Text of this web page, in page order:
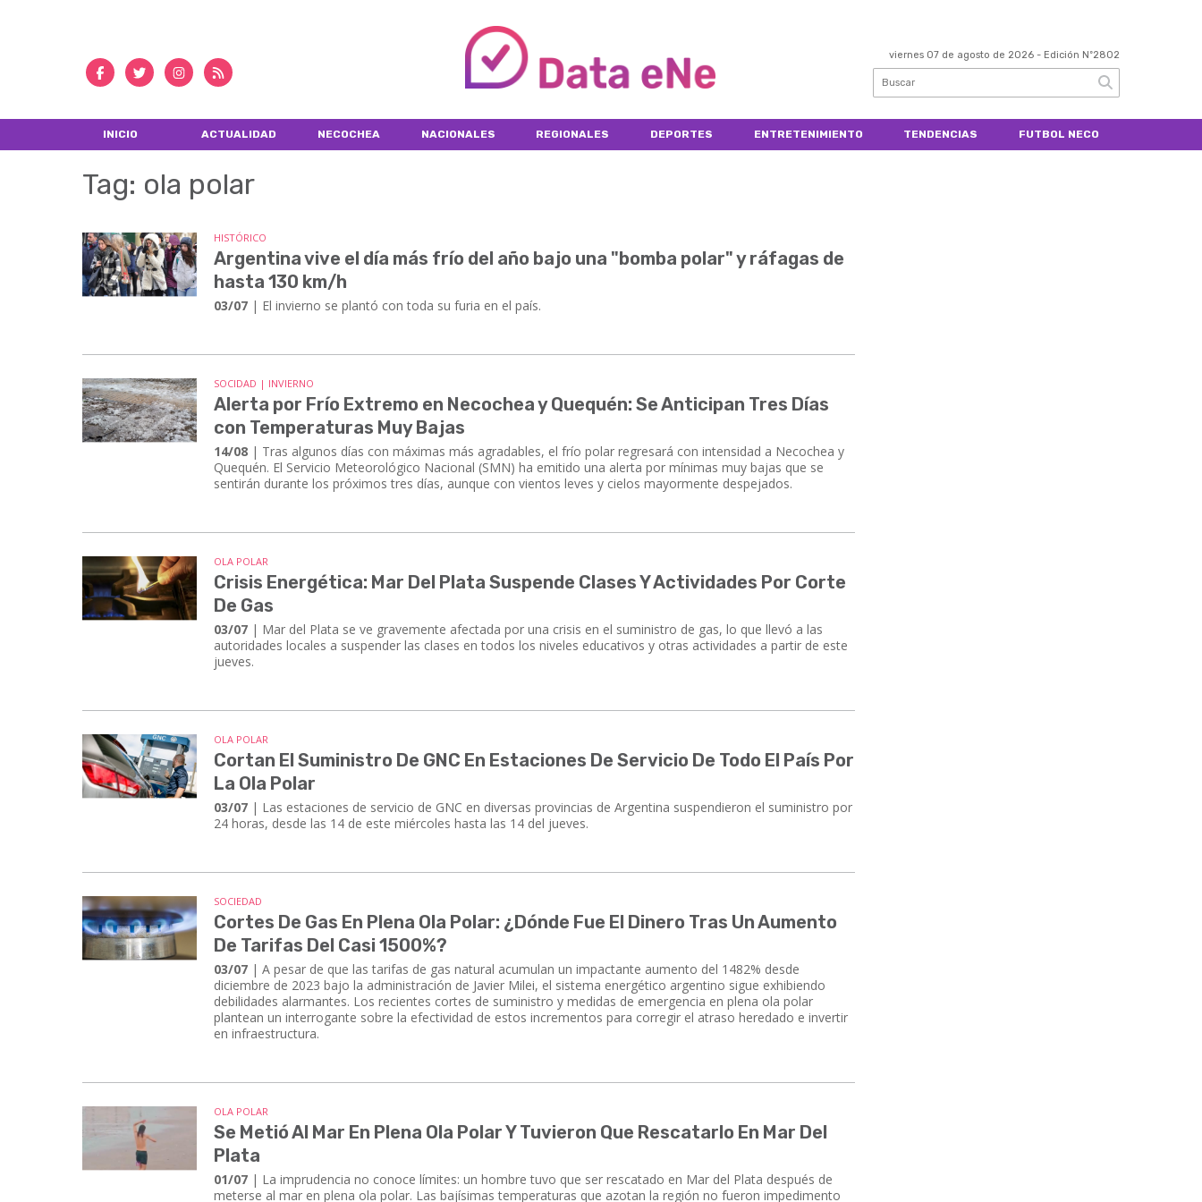
viernes 07 de agosto de 2026 - Edición Nº2802
INICIO ACTUALIDAD NECOCHEA NACIONALES REGIONALES DEPORTES ENTRETENIMIENTO TENDENCIAS FUTBOL NECO
Tag: ola polar
HISTÓRICO
Argentina vive el día más frío del año bajo una "bomba polar" y ráfagas de
hasta 130 km/h
03/07 | El invierno se plantó con toda su furia en el país.
SOCIDAD | INVIERNO
Alerta por Frío Extremo en Necochea y Quequén: Se Anticipan Tres Días
con Temperaturas Muy Bajas
14/08 | Tras algunos días con máximas más agradables, el frío polar regresará con intensidad a Necochea y
Quequén. El Servicio Meteorológico Nacional (SMN) ha emitido una alerta por mínimas muy bajas que se
sentirán durante los próximos tres días, aunque con vientos leves y cielos mayormente despejados.
OLA POLAR
Crisis Energética: Mar Del Plata Suspende Clases Y Actividades Por Corte
De Gas
03/07 | Mar del Plata se ve gravemente afectada por una crisis en el suministro de gas, lo que llevó a las
autoridades locales a suspender las clases en todos los niveles educativos y otras actividades a partir de este
jueves.
OLA POLAR
Cortan El Suministro De GNC En Estaciones De Servicio De Todo El País Por
La Ola Polar
03/07 | ​​​​​​​Las estaciones de servicio de GNC en diversas provincias de Argentina suspendieron el suministro por
24 horas, desde las 14 de este miércoles hasta las 14 del jueves.
SOCIEDAD
Cortes De Gas En Plena Ola Polar: ¿Dónde Fue El Dinero Tras Un Aumento
De Tarifas Del Casi 1500%?
03/07 | ​​​​​​​A pesar de que las tarifas de gas natural acumulan un impactante aumento del 1482% desde
diciembre de 2023 bajo la administración de Javier Milei, el sistema energético argentino sigue exhibiendo
debilidades alarmantes. Los recientes cortes de suministro y medidas de emergencia en plena ola polar
plantean un interrogante sobre la efectividad de estos incrementos para corregir el atraso heredado e invertir
en infraestructura.
OLA POLAR
Se Metió Al Mar En Plena Ola Polar Y Tuvieron Que Rescatarlo En Mar Del
Plata
01/07 | La imprudencia no conoce límites: un hombre tuvo que ser rescatado en Mar del Plata después de
meterse al mar en plena ola polar. Las bajísimas temperaturas que azotan la región no fueron impedimento